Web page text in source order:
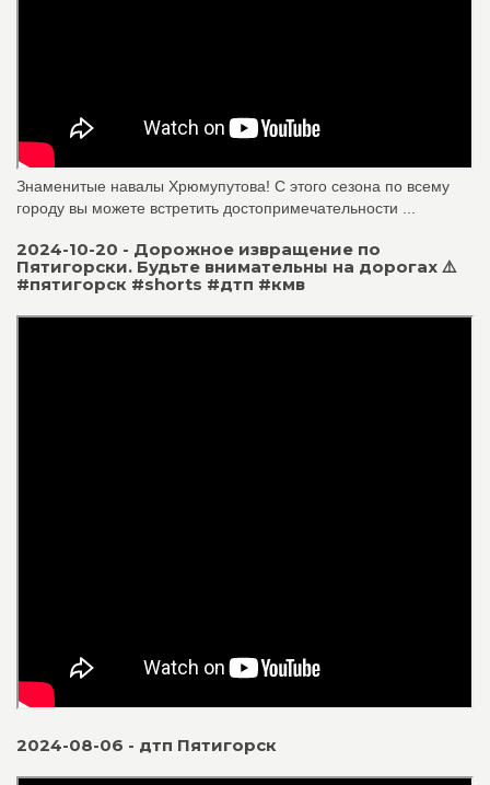
Знаменитые навалы Хрюмупутова! С этого сезона по всему
городу вы можете встретить достопримечательности ...
2024-10-20 - Дорожное извращение по
Пятигорски. Будьте внимательны на дорогах ⚠️
#пятигорск #shorts #дтп #кмв
2024-08-06 - дтп Пятигорск